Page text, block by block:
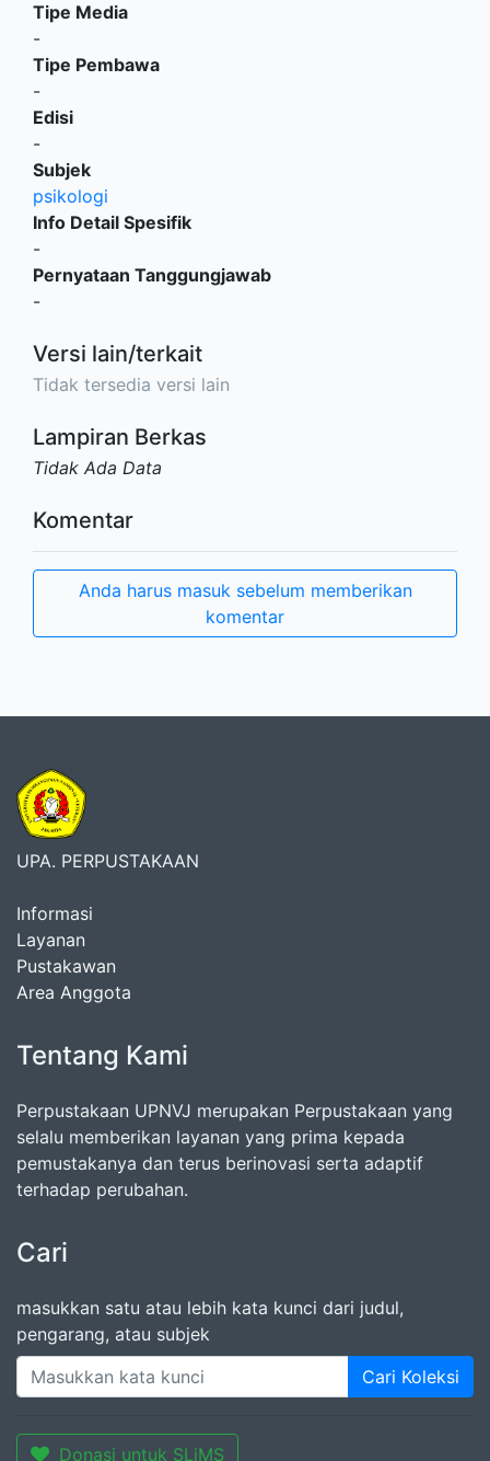
Tipe Media
-
Tipe Pembawa
-
Edisi
-
Subjek
psikologi
Info Detail Spesifik
-
Pernyataan Tanggungjawab
-
Versi lain/terkait
Tidak tersedia versi lain
Lampiran Berkas
Tidak Ada Data
Komentar
Anda harus masuk sebelum memberikan
komentar
UPA. PERPUSTAKAAN
Informasi
Layanan
Pustakawan
Area Anggota
Tentang Kami
Perpustakaan UPNVJ merupakan Perpustakaan yang
selalu memberikan layanan yang prima kepada
pemustakanya dan terus berinovasi serta adaptif
terhadap perubahan.
Cari
masukkan satu atau lebih kata kunci dari judul,
pengarang, atau subjek
Cari Koleksi
Donasi untuk SLiMS